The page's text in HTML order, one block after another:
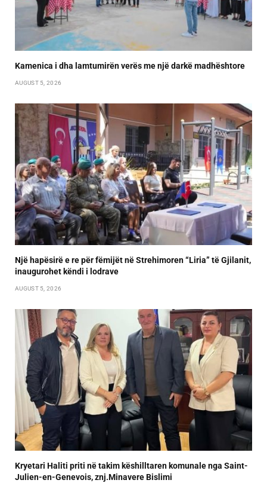
Kamenica i dha lamtumirën verës me një darkë madhështore
AUGUST 5, 2026
Një hapësirë e re për fëmijët në Strehimoren “Liria” të Gjilanit,
inaugurohet këndi i lodrave
AUGUST 5, 2026
Kryetari Haliti priti në takim këshilltaren komunale nga Saint-
Julien-en-Genevois, znj.Minavere Bislimi